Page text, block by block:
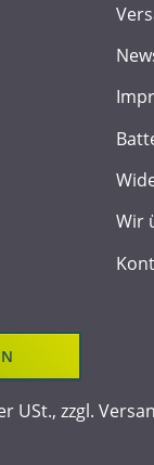
Wir
USt., zzgl.